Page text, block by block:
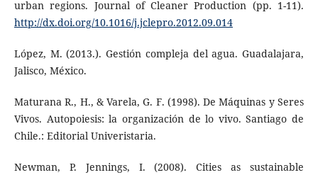
urban regions. Journal of Cleaner Production (pp. 1-11).
http://dx.doi.org/10.1016/j.jclepro.2012.09.014
López, M. (2013.). Gestión compleja del agua. Guadalajara,
Jalisco, México.
Maturana R., H., & Varela, G. F. (1998). De Máquinas y Seres
Vivos. Autopoiesis: la organización de lo vivo. Santiago de
Chile.: Editorial Univeristaria.
Newman, P. Jennings, I. (2008). Cities as sustainable